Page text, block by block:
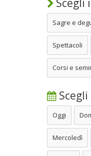
Scegli
Sagre e
Spettacoli
Corsi e
Oggi
Mercoledì